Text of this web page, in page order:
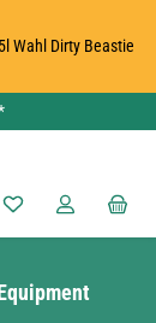
Wahl Dirty Beastie
Du hast 0